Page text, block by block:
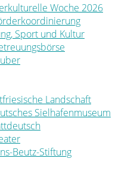
Woche 2026
Sport und Kultur
Landschaft
Sielhafenmuseum
Beutz-Stiftung